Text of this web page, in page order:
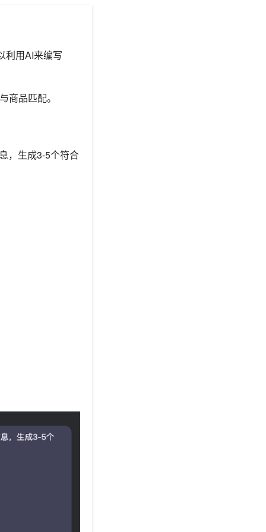
利用AI来编写
商品匹配。
，生成3-5个符合